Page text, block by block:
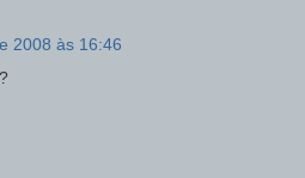
2008 às 16:46